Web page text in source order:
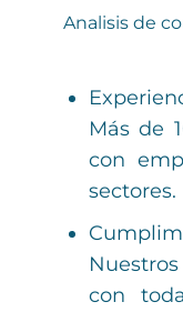
Analisis de
Más de
con
sectores.
con